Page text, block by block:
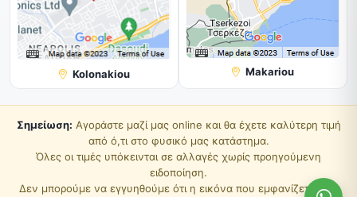
Kolonakiou Makariou
Σημείωση: Αγοράστε μαζί μας online και θα έχετε καλύτερη τιμή
από ό,τι στο φυσικό μας κατάστημα.
Όλες οι τιμές υπόκεινται σε αλλαγές χωρίς προηγούμενη
ειδοποίηση.
Δεν μπορούμε να εγγυηθούμε ότι η εικόνα που εμφανίζεται στη